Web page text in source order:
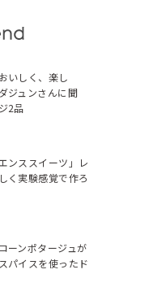
いしく、楽し
ジュンさんに聞
2品
ンススイーツ」レ
く実験感覚で作ろ
ーンポタージュが
パイスを使ったド